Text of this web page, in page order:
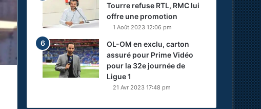
Tourre refuse RTL, RMC lui
offre une promotion
1 Août 2023 12:06 pm
OL-OM en exclu, carton
assuré pour Prime Vidéo
pour la 32e journée de
Ligue 1
21 Avr 2023 17:48 pm